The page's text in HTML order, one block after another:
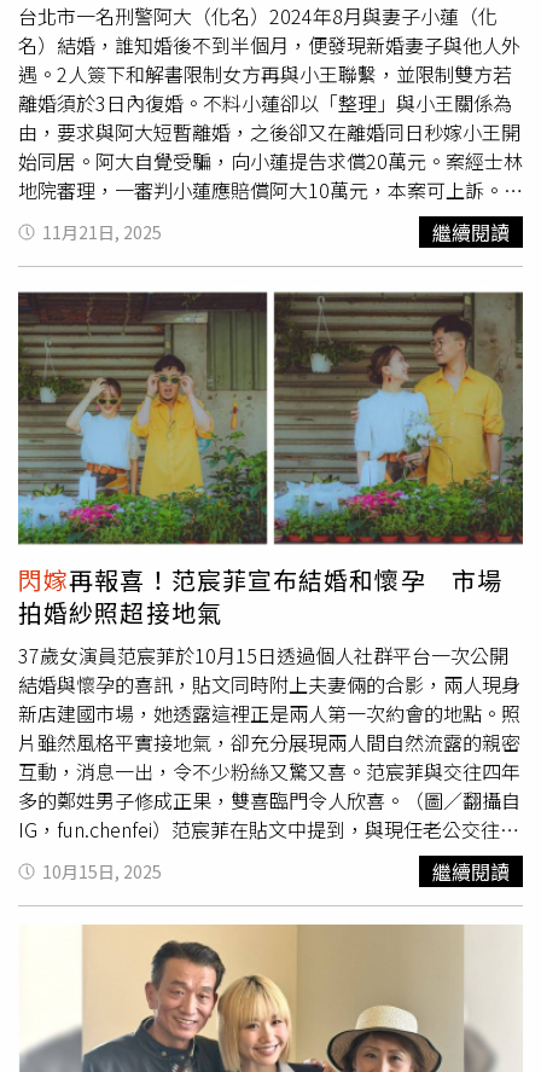
台北市一名刑警阿大（化名）2024年8月與妻子小蓮（化
名）結婚，誰知婚後不到半個月，便發現新婚妻子與他人外
遇。2人簽下和解書限制女方再與小王聯繫，並限制雙方若
離婚須於3日內復婚。不料小蓮卻以「整理」與小王關係為
由，要求與阿大短暫離婚，之後卻又在離婚同日秒嫁小王開
始同居。阿大自覺受騙，向小蓮提告求償20萬元。案經士林
地院審理，一審判小蓮應賠償阿大10萬元，本案可上訴。判
決指出，阿大與小蓮於2024年8月底登記結婚，孰料2人才
新婚不久，阿大就發現小蓮與另名王姓男子有不正常往來，
且雙方已逾越普通朋友關係。經過協調，雙方在同年9月10
日簽下和解書，內容限制小蓮不得再與王男以任何方式通訊
或見面，違者需支付10萬元精神撫慰金；且若2人離婚，需
在3天內重新登記結婚，違者亦需支付10萬元精神撫慰金。
阿大指出，他相信這份和解書意味著雙方願意修補破裂的婚
姻關係、重新開始。然而2人簽完和解書後，小蓮以需結
束、處理和小王之間的不正常關係作為藉口，要求阿大同意
「短暫離婚」。令阿大措手不及的是，2人在和解當天前往
戶政事務所辦理離婚，小蓮卻又在離婚同日立刻轉頭與小王
完成結婚登記並且同居。阿大痛批，小蓮以話術使他配合離
婚，讓他誤以為2人仍會依約復婚，行徑已構成詐術；此
外，小蓮過去為了讓這段婚姻早日結束，曾數度引發情緒性
事件並被通報，導致他服務的單位獲知相關負面訊息，連帶
影響阿大名譽與精神，因此對小蓮求償20萬元精神慰撫金。
對此，小蓮則辯稱自己當初是在受到阿大恐嚇下結婚，並非
出於自由意志；並主張和解書內容限制她的意思自由，違反
善良風俗，應屬無效。小蓮還主張，她在離婚後立即和小王
登記結婚，正是擔心3天後被阿大要求依約復婚，且當初之
所以簽立和解書，也是為了能儘速離婚，避免在提出離婚後
衝突升高，進而被阿大家暴。案經士林地院審理，法官指出
2人簽立之和解書中有關「離婚後3日內必須復婚」的條款，
牽涉個人結婚自由，已違反善良風俗，應為無效；至於禁止
小蓮與志明聯繫的條款雖非無效，但由於2人已經離婚、婚
姻關係不復存在，條款效力自然終止，阿大也不得再依此求
償。不過法官特別指出，小蓮從簽立和解書、與阿大離婚、
再與小王結婚，3件事均在同天完成，這樣的行為足以讓阿
大誤會雙方會依約在3天內重新結婚，小蓮的行徑「難謂非
屬詐欺。」法官認為，小蓮以虛假訊息讓阿大在非出於真心
11月21日, 2025 繼續閱讀
閃嫁再報喜！范宸菲宣布結婚和懷孕 市場
拍婚紗照超接地氣
37歲女演員范宸菲於10月15日透過個人社群平台一次公開
結婚與懷孕的喜訊，貼文同時附上夫妻倆的合影，兩人現身
新店建國市場，她透露這裡正是兩人第一次約會的地點。照
片雖然風格平實接地氣，卻充分展現兩人間自然流露的親密
互動，消息一出，令不少粉絲又驚又喜。范宸菲與交往四年
多的鄭姓男子修成正果，雙喜臨門令人欣喜。（圖／翻攝自
IG，fun.chenfei）范宸菲在貼文中提到，與現任老公交往超
過四年，雙方在生活中默契十足，並形容兩人從戀愛到登記
結婚、迎來新生命的過程皆是「意外地理所當然」。她寫
道：「日子還是如常地過，依然踏實地一起去逛市場，在生
活中彼此逗笑，這大概就是婚姻最好的模樣。」范宸菲選擇
在新店建國市場拍婚紗照，紀念兩人首次約會地點，風格樸
實溫馨。（圖／翻攝自IG，fun.chenfei）范宸菲與交往四年
多的鄭姓男友低調穩定地走入婚姻，並即將迎來新生命。她
表示，從發現懷孕到辦理結婚登記，整個過程平實而自然，
10月15日, 2025 繼續閱讀